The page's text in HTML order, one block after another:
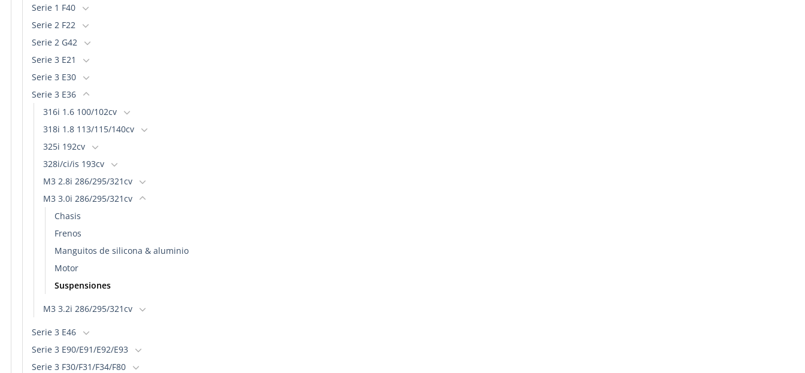
Serie 1 F40
Serie 2 F22
Serie 2 G42
Serie 3 E21
Serie 3 E30
Serie 3 E36
316i 1.6 100/102cv
318i 1.8 113/115/140cv
325i 192cv
328i/ci/is 193cv
M3 2.8i 286/295/321cv
M3 3.0i 286/295/321cv
Chasis
Frenos
Manguitos de silicona & aluminio
Motor
Suspensiones
M3 3.2i 286/295/321cv
Serie 3 E46
Serie 3 E90/E91/E92/E93
Serie 3 F30/F31/F34/F80